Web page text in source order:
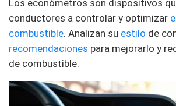
Los económetros son dispositivos
conductores a controlar y optimizar
combustible. Analizan su estilo de
recomendaciones para mejorarlo y
de combustible.